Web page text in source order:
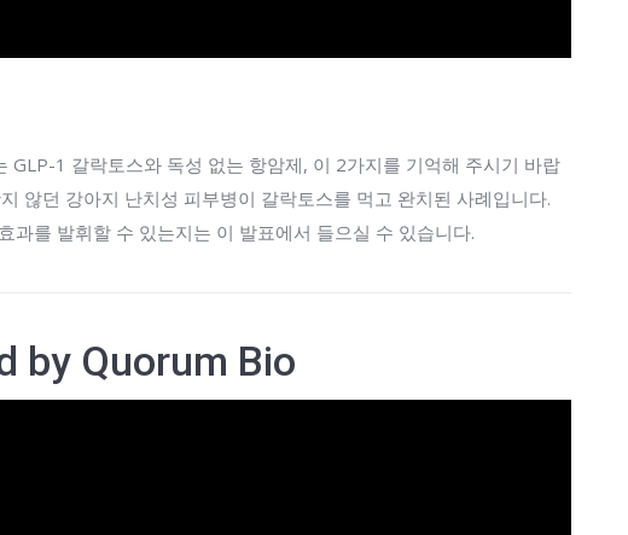
GLP-1 갈락토스와 독성 없는 항암제, 이 2가지를 기억해 주시기 바랍
않던 강아지 난치성 피부병이 갈락토스를 먹고 완치된 사례입니다.
과를 발휘할 수 있는지는 이 발표에서 들으실 수 있습니다.
by Quorum Bio